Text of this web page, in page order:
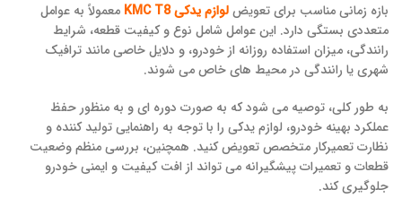
بازه زمانی مناسب برای تعویضلوازم یدکی KMC T8
معمولاً به عوامل
متعددی بستگی دارد. این عوامل شامل نوع و کیفیت قطعه، شرایط
رانندگی، میزان استفاده روزانه از خودرو، و دلایل خاصی مانند ترافیک
شهری یا رانندگی در محیط های خاص می شوند.
به طور کلی، توصیه می شود که به صورت دوره ای و به منظور حفظ
عملکرد بهینه خودرو، لوازم یدکی را با توجه به راهنمایی تولید کننده و
نظارت تعمیرکار متخصص تعویض کنید. همچنین، بررسی منظم وضعیت
قطعات و تعمیرات پیشگیرانه می تواند از افت کیفیت و ایمنی خودرو
جلوگیری کند.